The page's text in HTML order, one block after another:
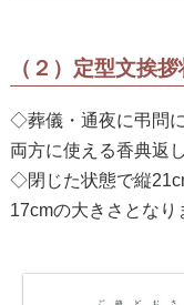
（２）定型文挨
◇葬儀・通夜に弔問
両方に使える香典返
◇閉じた状態で縦
17cmの大きさとなり